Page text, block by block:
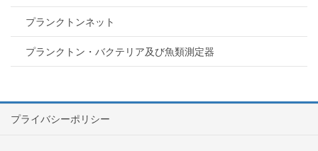
プランクトンネット
プランクトン・バクテリア及び魚類測定器
プライバシーポリシー